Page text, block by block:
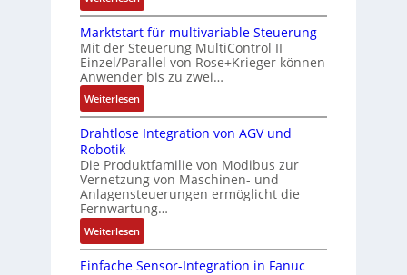
x
i
b
e
l
f
ü
r
i
e
A
n
w
e
n
u
n
d
5
G
a
u
f
e
n
R
a
s
p
b
i
e
r
n
g
e
s
t
ä
t
i
g
g
l
e
i
c
h
s
e
m
e
n
t
e
m
A
u
f
t
r
a
g
s
i
n
g
a
n
Marktstart für multivariable Steuerung
Mit der Steuerung MultiControl II
Einzel/Parallel von Rose+Krieger können
Anwender bis zu zwei…
Weiterlesen:
M
a
k
t
s
t
a
r
t
Drahtlose Integration von AGV und
Robotik
Die Produktfamilie von Modibus zur
Vernetzung von Maschinen- und
Anlagensteuerungen ermöglicht die
Fernwartung…
Weiterlesen:
D
r
Einfache Sensor-Integration in Fanuc